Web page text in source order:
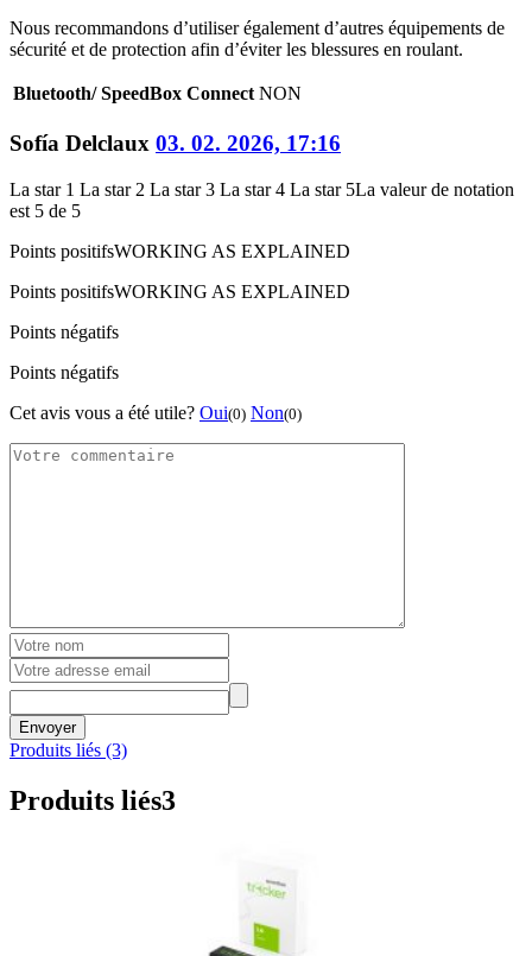
Nous recommandons d’utiliser également d’autres équipements de
sécurité et de protection afin d’éviter les blessures en roulant.
Bluetooth/ SpeedBox Connect NON
Sofía Delclaux 03. 02. 2026, 17:16
La star 1 La star 2 La star 3 La star 4 La star 5La valeur de notation
est 5 de 5
Points positifsWORKING AS EXPLAINED
Points positifsWORKING AS EXPLAINED
Points négatifs
Points négatifs
Cet avis vous a été utile? Oui(0) Non(0)
Envoyer
Produits liés (3)
Produits liés3